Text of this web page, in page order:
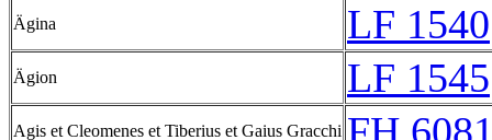
Ägina LF 1540
Ägion LF 1545
Agis et Cleomenes et Tiberius et Gaius Gracchi